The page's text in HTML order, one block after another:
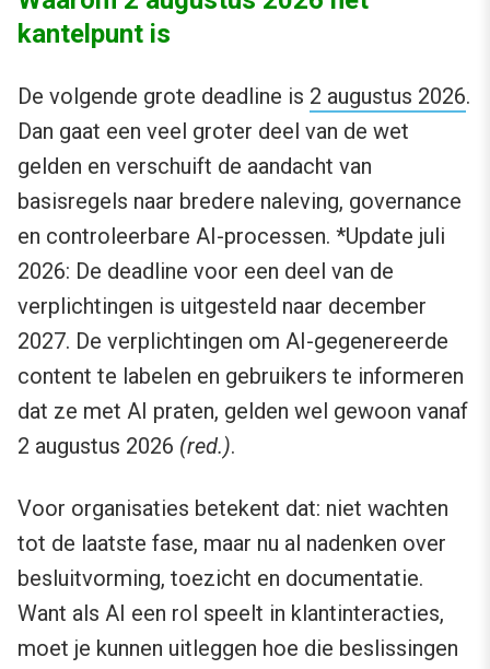
kantelpunt is
De volgende grote deadline is 2 augustus 2026.
Dan gaat een veel groter deel van de wet
gelden en verschuift de aandacht van
basisregels naar bredere naleving, governance
en controleerbare AI-processen. *Update juli
2026: De deadline voor een deel van de
verplichtingen is uitgesteld naar december
2027. De verplichtingen om AI-gegenereerde
content te labelen en gebruikers te informeren
dat ze met AI praten, gelden wel gewoon vanaf
2 augustus 2026 (red.).
Voor organisaties betekent dat: niet wachten
tot de laatste fase, maar nu al nadenken over
besluitvorming, toezicht en documentatie.
Want als AI een rol speelt in klantinteracties,
moet je kunnen uitleggen hoe die beslissingen